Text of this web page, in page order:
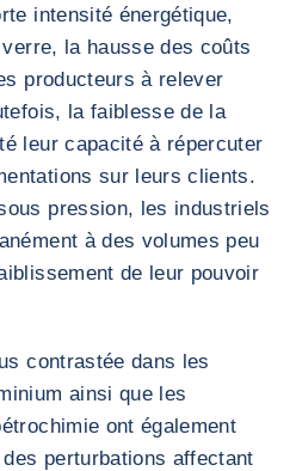
intensité énergétique,
la hausse des coûts
producteurs à relever
la faiblesse de la
leur capacité à répercuter
sur leurs clients.
pression, les industriels
à des volumes peu
de leur pouvoir
contrastée dans les
ainsi que les
ont également
perturbations affectant